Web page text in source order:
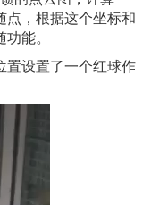
点，根据这个坐标和
能。
置设置了一个红球作